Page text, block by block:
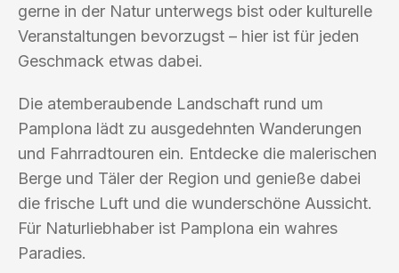
gerne in der Natur unterwegs bist oder kulturelle
Veranstaltungen bevorzugst – hier ist für jeden
Geschmack etwas dabei.
Die atemberaubende Landschaft rund um
Pamplona lädt zu ausgedehnten Wanderungen
und Fahrradtouren ein. Entdecke die malerischen
Berge und Täler der Region und genieße dabei
die frische Luft und die wunderschöne Aussicht.
Für Naturliebhaber ist Pamplona ein wahres
Paradies.